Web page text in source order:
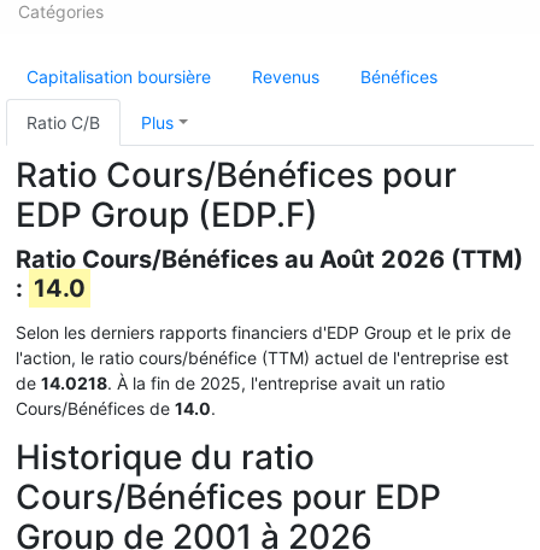
Catégories
Capitalisation boursière Revenus Bénéfices
Ratio C/B Plus
Ratio Cours/Bénéfices pour
EDP Group (EDP.F)
Ratio Cours/Bénéfices au Août 2026 (TTM)
: 14.0
Selon les derniers rapports financiers d'EDP Group et le prix de
l'action, le ratio cours/bénéfice (TTM) actuel de l'entreprise est
de 14.0218. À la fin de 2025, l'entreprise avait un ratio
Cours/Bénéfices de 14.0.
Historique du ratio
Cours/Bénéfices pour EDP
Group de 2001 à 2026